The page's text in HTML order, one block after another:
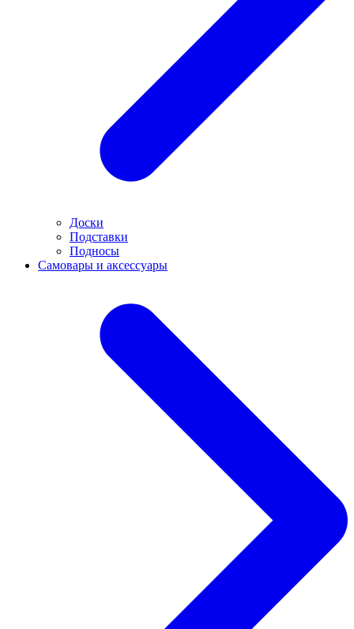
Доски
Подставки
Подносы
Самовары и аксессуары